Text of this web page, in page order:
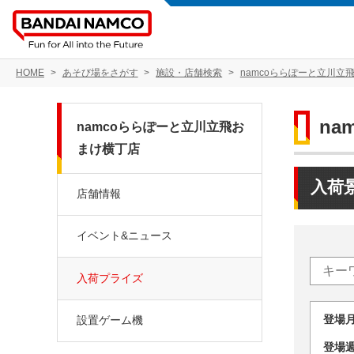
HOME あそび場をさがす 施設・店舗検索 namcoららぽーと立川立
入荷
登
登
namcoららぽーと立川立飛お
まけ横丁店
店舗情報
イベント&ニュース
入荷プライズ
設置ゲーム機